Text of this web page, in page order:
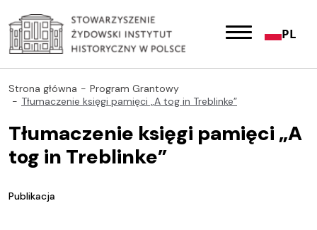
PL
Strona główna
Program Grantowy
Tłumaczenie księgi pamięci „A tog in Treblinke”
Tłumaczenie księgi pamięci „A
tog in Treblinke”
Publikacja